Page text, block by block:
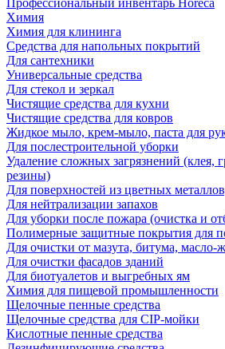
Профессиональный инвентарь Horeca
Химия
Химия для клининга
Средства для напольных покрытий
Для сантехники
Универсальные средства
Для стекол и зеркал
Чистящие средства для кухни
Чистящие средства для ковров
Жидкое мыло, крем-мыло, паста для
Для послестроительной уборки
Удаление сложных загрязнений (клея,
резины)
Для поверхностей из цветных
Для нейтрализации запахов
Для уборки после пожара (очистка и
Полимерные защитные покрытия для
Для очистки от мазута, битума, масло-
Для очистки фасадов зданий
Для биотуалетов и выгребных ям
Химия для пищевой промышленности
Щелочные пенные средства
Щелочные средства для CIP-мойки
Кислотные пенные средства